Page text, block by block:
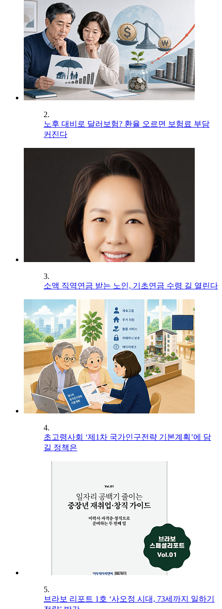
2.
노후 대비로 달러보험? 환율 오르면 보험료 부담
커진다
3.
소액 직역연금 받는 노인, 기초연금 수령 길 열린다
4.
초고령사회 ‘제1차 국가인구전략 기본계획’에 담
길 정책은
5.
브라보 리포트 1호 ‘사오정 시대, 73세까지 일하기